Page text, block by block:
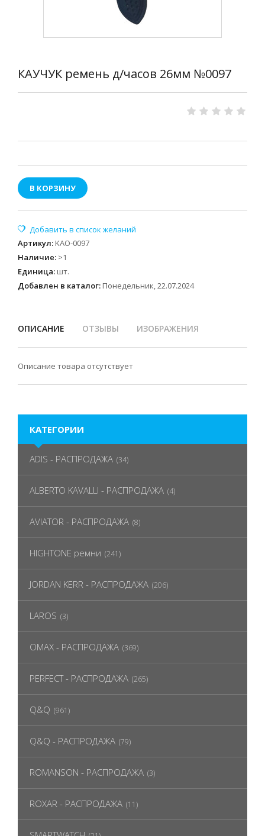
КАУЧУК ремень д/часов 26мм №0097
В КОРЗИНУ
Артикул: KAO-0097
Наличие: >1
Единица: шт.
Добавлен в каталог: Понедельник, 22.07.2024
ОПИСАНИЕ ОТЗЫВЫ ИЗОБРАЖЕНИЯ
Описание товара отсутствует
КАТЕГОРИИ
ADIS - РАСПРОДАЖА (34)
ALBERTO KAVALLI - РАСПРОДАЖА (4)
AVIATOR - РАСПРОДАЖА (8)
HIGHTONE ремни (241)
JORDAN KERR - РАСПРОДАЖА (206)
LAROS (3)
OMAX - РАСПРОДАЖА (369)
PERFECT - РАСПРОДАЖА (265)
Q&Q (961)
Q&Q - РАСПРОДАЖА (79)
ROMANSON - РАСПРОДАЖА (3)
ROXAR - РАСПРОДАЖА (11)